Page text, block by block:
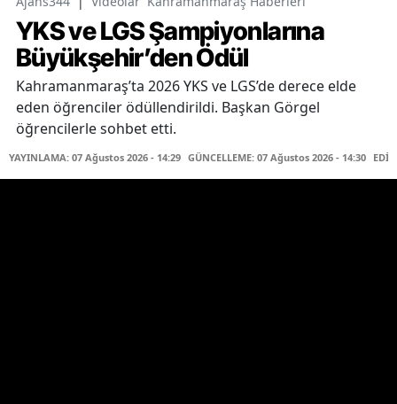
YKS ve LGS Şampiyonlarına
Büyükşehir’den Ödül
Kahramanmaraş’ta 2026 YKS ve LGS’de derece elde
eden öğrenciler ödüllendirildi. Başkan Görgel
öğrencilerle sohbet etti.
YAYINLAMA: 07 Ağustos 2026 - 14:29 GÜNCELLEME: 07 Ağustos 2026 - 14:30